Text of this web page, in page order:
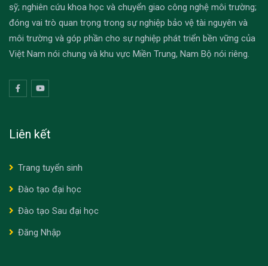
sỹ; nghiên cứu khoa học và chuyển giao công nghệ môi trường;
đóng vai trò quan trọng trong sự nghiệp bảo vệ tài nguyên và
môi trường và góp phần cho sự nghiệp phát triển bền vững của
Việt Nam nói chung và khu vực Miền Trung, Nam Bộ nói riêng.
Liên kết
Trang tuyển sinh
Đào tạo đại học
Đào tạo Sau đại học
Đăng Nhập